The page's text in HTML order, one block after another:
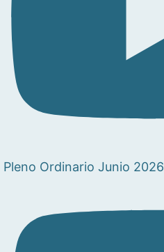
Pleno Ordinario Junio 2026